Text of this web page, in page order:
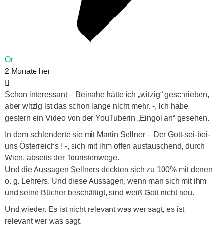
Or
2 Monate her
Schon interessant – Beinahe hätte ich „witzig“ geschrieben,
aber witzig ist das schon lange nicht mehr. -, ich habe
gestern ein Video von der YouTuberin „Eingollan“ gesehen.
In dem schlenderte sie mit Martin Sellner – Der Gott-sei-bei-
uns Österreichs ! -, sich mit ihm offen austauschend, durch
Wien, abseits der Touristenwege.
Und die Aussagen Sellners deckten sich zu 100% mit denen
o. g. Lehrers. Und diese Aussagen, wenn man sich mit ihm
und seine Bücher beschäftigt, sind weiß Gott nicht neu.
Und wieder. Es ist nicht relevant was wer sagt, es ist
relevant wer was sagt.